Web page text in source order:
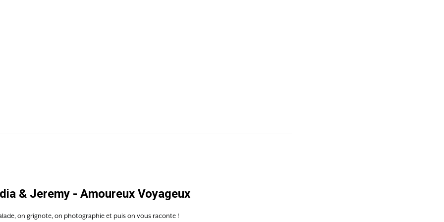
& Jeremy - Amoureux Voyageux
on grignote, on photographie et puis on vous raconte !